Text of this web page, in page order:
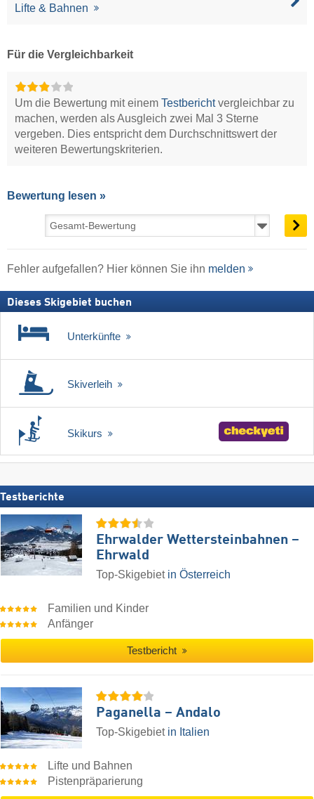
Lifte & Bahnen
Für die Vergleichbarkeit
Um die Bewertung mit einemTestberichtvergleichbar zu
machen, werden als Ausgleich zwei Mal 3 Sterne
vergeben. Dies entspricht dem Durchschnittswert der
weiteren Bewertungskriterien.
Bewertung lesen »
Fehler aufgefallen? Hier können Sie ihn melden
Dieses Skigebiet buchen
Unterkünfte
Skiverleih
Skikurs
Testberichte
Ehrwalder Wettersteinbahnen –
Ehrwald
Top-Skigebiet in Österreich
Familien und Kinder
Anfänger
Testbericht
Paganella – Andalo
Top-Skigebiet in Italien
Lifte und Bahnen
Pistenpräparierung